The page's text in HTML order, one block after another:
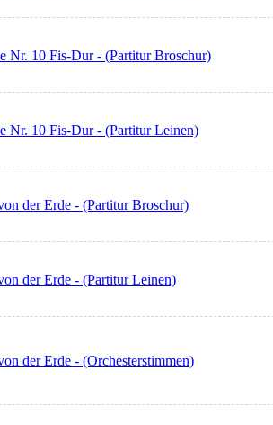
Nr. 10 Fis-Dur - (Partitur Broschur)
Nr. 10 Fis-Dur - (Partitur Leinen)
der Erde - (Partitur Broschur)
der Erde - (Partitur Leinen)
der Erde - (Orchesterstimmen)